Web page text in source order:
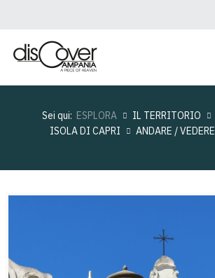
Sei qui: ESPLORA IL TERRITORIO
ISOLA DI CAPRI
ANDARE / VEDERE